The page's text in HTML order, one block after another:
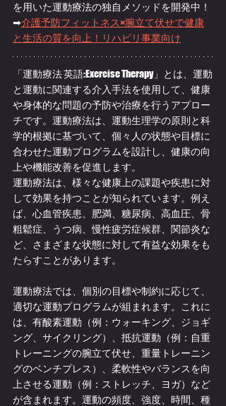
を用いた運動療法の独自メソッドを開発中！
➡介護予防フィットネス×腕立て伏せで健康
と生活の質を向上！リハビリ事業向け
「運動療法 英語:Exercise Therapy」とは、運動
と運動に関連する介入手法を使用して、健康
や身体的な問題の予防や治療を行うアプロー
チです。運動療法は、運動生理学の原則と科
学的根拠に基づいて、個々人の状態や目標に
合わせた運動プログラムを設計し、健康の向
上や機能改善を促進します。
運動療法は、様々な健康上の課題や疾患に対
して効果を持つことが知られています。例え
ば、心血管疾患、肥満、糖尿病、高血圧、骨
粗鬆症、うつ病、慢性疲労症候群、関節炎な
ど、さまざまな状態に対して有益な効果をも
たらすことがあります。
運動療法では、個別の目標や制約に応じて、
適切な運動プログラムが組まれます。これに
は、有酸素運動（例：ウォーキング、ジョギ
ング、サイクリング）、抵抗運動（例：自重
トレーニングの腕立て伏せ、重量トレーニン
グのベンチプレス）、柔軟性やバランスを向
上させる運動（例：ストレッチ、ヨガ）など
が含まれます。運動の頻度、強度、時間、種